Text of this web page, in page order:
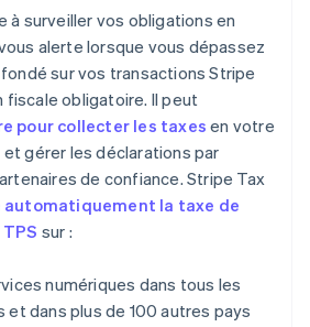
à surveiller vos obligations en
alerte lorsque vous dépassez
sur vos transactions Stripe
fiscale obligatoire. Il peut
pour collecter les taxes en votre
gérer les déclarations par
de confiance. Stripe Tax
la taxe de
sur :
numériques dans tous les
et dans plus de 100 autres pays